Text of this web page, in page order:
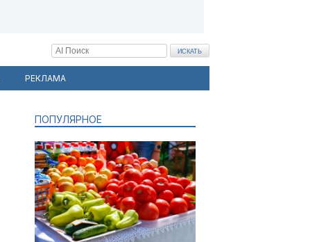
РЕКЛАМА
ПОПУЛЯРНОЕ